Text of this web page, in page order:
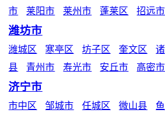
市
莱阳市 莱州市 蓬莱区 招远市
潍坊市
潍城区 寒亭区 坊子区 奎文区
县
青州市 寿光市 安丘市 高密市
济宁市
市中区 邹城市 任城区 微山县